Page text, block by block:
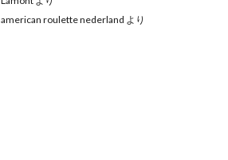
american roulette nederland より